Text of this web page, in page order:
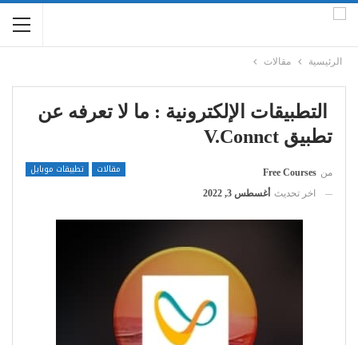
الرئيسية مقالات
التطبيقات الإلكترونية : ما لا تعرفه عن
تطبيق V.connct
مقالات تطبيقات موبايل من Free Courses
اخر تحديث أغسطس 3, 2022